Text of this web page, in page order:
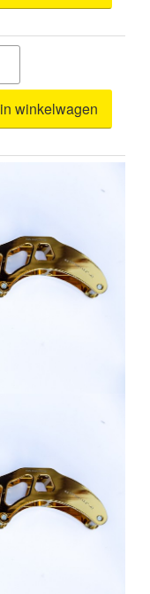
in winkelwagen